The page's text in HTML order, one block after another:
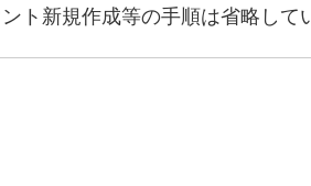
ト新規作成等の手順は省略して